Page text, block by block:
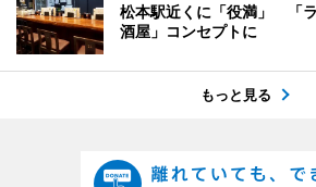
松本駅近くに「役満」 「
酒屋」コンセプトに
もっと見る